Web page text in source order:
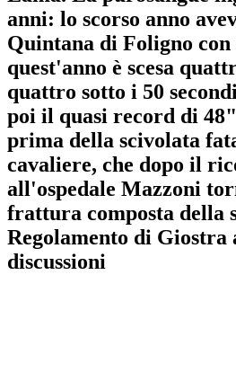
anni: lo scorso anno
Quintana di Foligno con
quest'anno è scesa
quattro sotto i 50
poi il quasi record di
prima della scivolata
cavaliere, che dopo il
all'ospedale Mazzoni
frattura composta della
Regolamento di Giostra
discussioni